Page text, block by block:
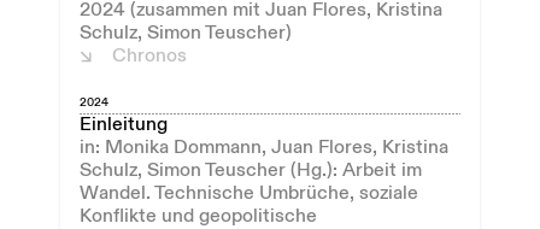
2024 (zusammen mit Juan Flores, Kristina
Schulz, Simon Teuscher)
Chronos
2024
Einleitung
in: Monika Dommann, Juan Flores, Kristina
Schulz, Simon Teuscher (Hg.): Arbeit im
Wandel. Technische Umbrüche, soziale
Konflikte und geopolitische